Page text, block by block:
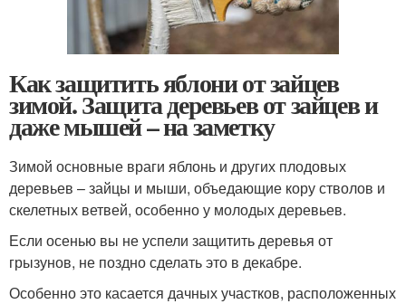
Как защитить яблони от зайцев
зимой. Защита деревьев от зайцев и
даже мышей – на заметку
Зимой основные враги яблонь и других плодовых
деревьев – зайцы и мыши, объедающие кору стволов и
скелетных ветвей, особенно у молодых деревьев.
Если осенью вы не успели защитить деревья от
грызунов, не поздно сделать это в декабре.
Особенно это касается дачных участков, расположенных